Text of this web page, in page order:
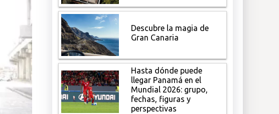
Descubre la magia de
Gran Canaria
Hasta dónde puede
llegar Panamá en el
Mundial 2026: grupo,
fechas, figuras y
perspectivas